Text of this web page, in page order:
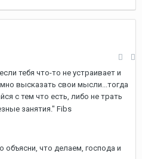
тебя что-то не устраивает и
высказать свои мысли...тогда
с тем что есть, либо не трать
занятия." Fibs
объясни, что делаем, господа и